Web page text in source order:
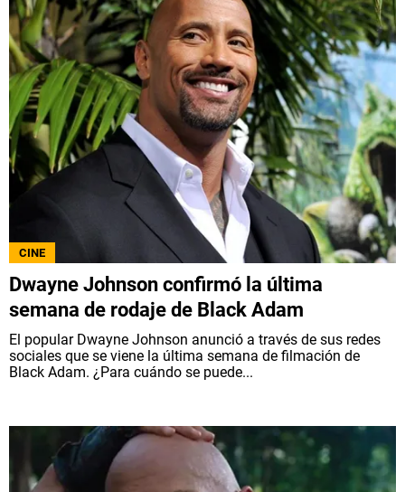
CINE
Dwayne Johnson confirmó la última
semana de rodaje de Black Adam
El popular Dwayne Johnson anunció a través de sus redes
sociales que se viene la última semana de filmación de
Black Adam. ¿Para cuándo se puede...